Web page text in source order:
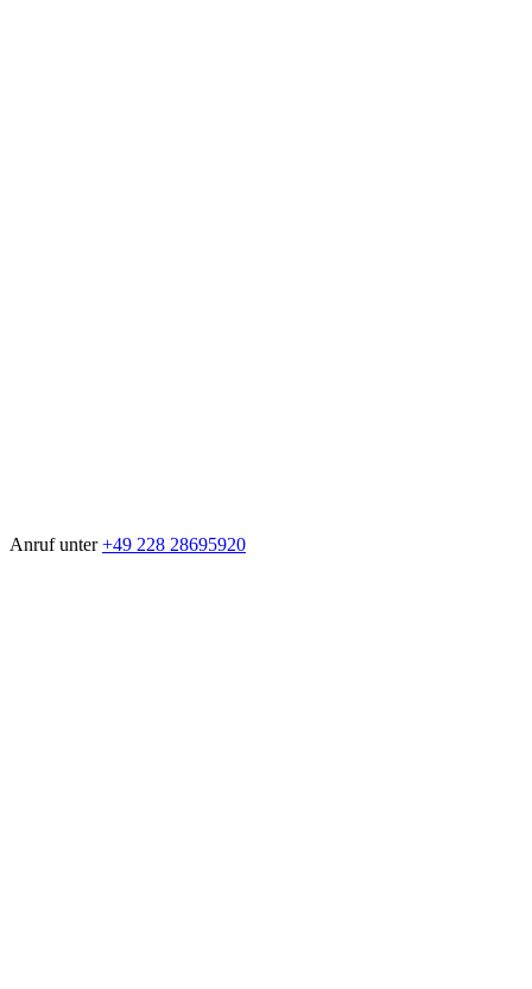
Anruf unter +49 228 28695920